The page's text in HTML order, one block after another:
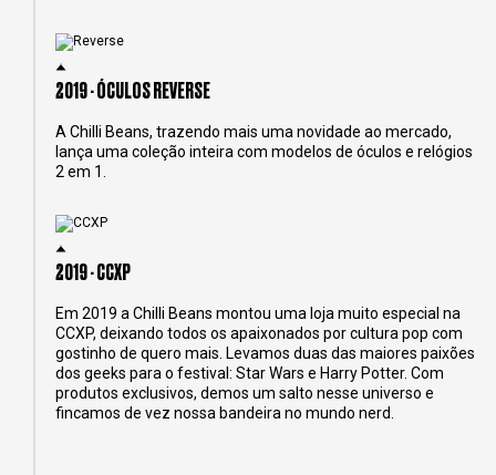
2019 - ÓCULOS REVERSE
A Chilli Beans, trazendo mais uma novidade ao mercado,
lança uma coleção inteira com modelos de óculos e relógios
2 em 1.
2019 - CCXP
Em 2019 a Chilli Beans montou uma loja muito especial na
CCXP, deixando todos os apaixonados por cultura pop com
gostinho de quero mais. Levamos duas das maiores paixões
dos geeks para o festival: Star Wars e Harry Potter. Com
produtos exclusivos, demos um salto nesse universo e
fincamos de vez nossa bandeira no mundo nerd.